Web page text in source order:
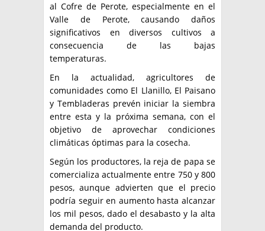
al Cofre de Perote, especialmente en el
Valle de Perote, causando daños
significativos en diversos cultivos a
consecuencia de las bajas
temperaturas.
En la actualidad, agricultores de
comunidades como El Llanillo, El Paisano
y Tembladeras prevén iniciar la siembra
entre esta y la próxima semana, con el
objetivo de aprovechar condiciones
climáticas óptimas para la cosecha.
Según los productores, la reja de papa se
comercializa actualmente entre 750 y 800
pesos, aunque advierten que el precio
podría seguir en aumento hasta alcanzar
los mil pesos, dado el desabasto y la alta
demanda del producto.